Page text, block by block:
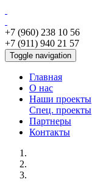
+7 (960) 238 10 56
+7 (911) 940 21 57
Toggle navigation
Главная
О нас
Наши проекты
Спец. проекты
Партнеры
Контакты